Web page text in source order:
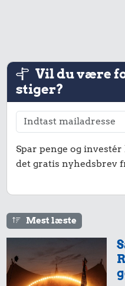
1,11 kr.
100 g garn
Franskbrød
Vil du være
stiger?
Spar penge og
det gratis nyhedsbrev
Mest læste